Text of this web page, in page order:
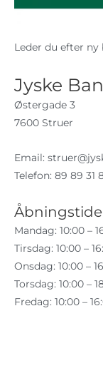
Leder du efter
Jyske
Østergade 3
7600 Struer
Email:
Telefon: 89 89 31
Mandag: 10:00 –
Tirsdag: 10:00 –
Onsdag: 10:00 –
Torsdag: 10:00 –
Fredag: 10:00 –